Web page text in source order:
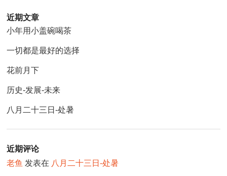
近期文章
小年用小盖碗喝茶
一切都是最好的选择
花前月下
历史-发展-未来
八月二十三日-处暑
近期评论
老鱼 发表在 八月二十三日-处暑